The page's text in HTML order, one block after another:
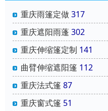
重庆雨篷定做317
重庆遮阳雨蓬302
重庆伸缩篷定制 141
曲臂伸缩遮阳篷 112
重庆法式篷 87
重庆窗式篷 51